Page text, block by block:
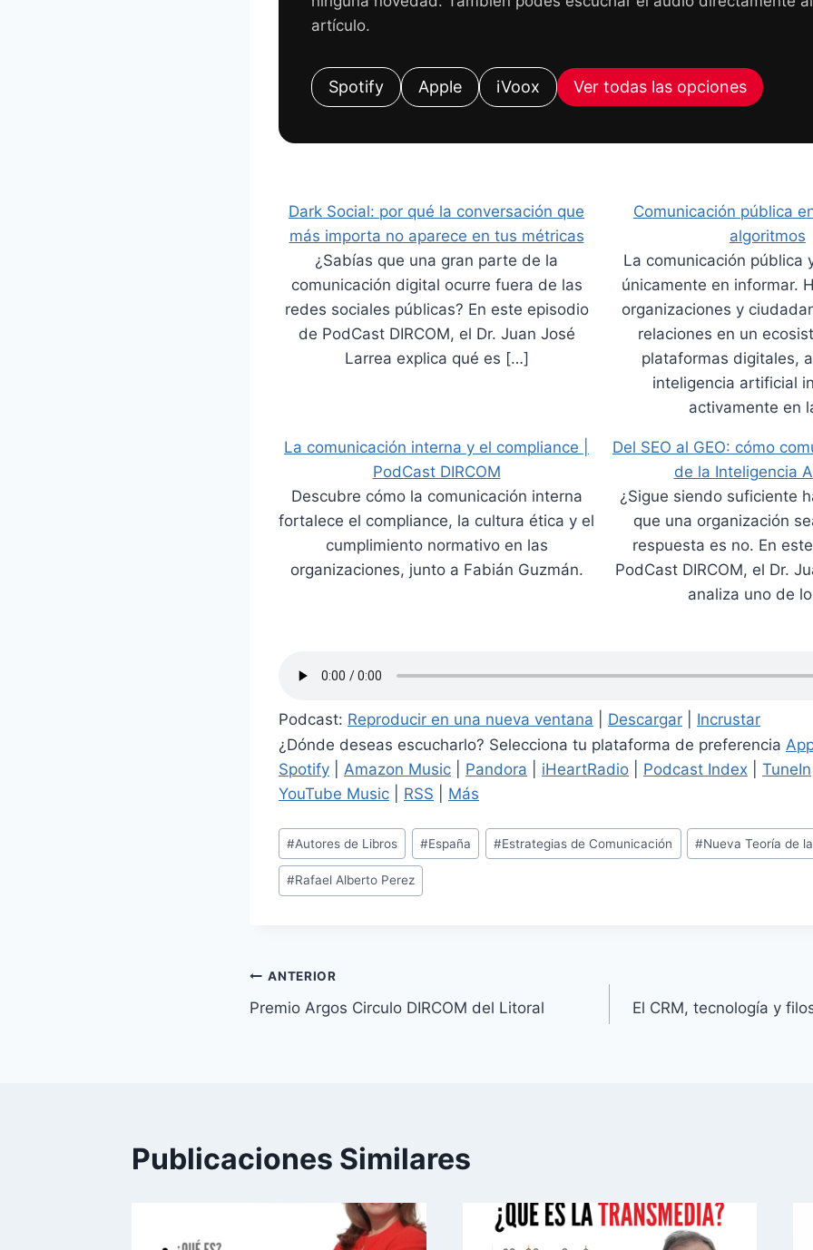
artículo.
Spotify Apple iVoox Ver todas las opciones
Dark Social: por qué la conversación que
más importa no aparece en tus métricas
¿Sabías que una gran parte de la
comunicación digital ocurre fuera de las
redes sociales públicas? En este episodio
de PodCast DIRCOM, el Dr. Juan José
Larrea explica qué es […]
Comunicación pública
algoritmos
La comunicación pública
únicamente en informar.
organizaciones y
relaciones en un
plataformas digitales,
inteligencia artificial
activamente en
La comunicación interna y el compliance |
PodCast DIRCOM
Descubre cómo la comunicación interna
fortalece el compliance, la cultura ética y el
cumplimiento normativo en las
organizaciones, junto a Fabián Guzmán.
Del SEO al GEO: cómo
de la Inteligencia
¿Sigue siendo suficiente
que una organización
respuesta es no. En
PodCast DIRCOM, el Dr.
analiza uno de
Podcast: Reproducir en una nueva ventana Descargar
Incrustar
¿Dónde deseas escucharlo? Selecciona tu plataforma de preferencia
Spotify
Amazon Music Pandora iHeartRadio Podcast Index TuneIn
YouTube Music
RSS Más
Etiquetas
de
la
#Autores de Libros #España #Estrategias de Comunicación #Nueva Teoría de
#Rafael Alberto Perez
Navegación
ANTERIOR
Premio Argos Circulo DIRCOM del Litoral El CRM, tecnología y
Publicaciones Similares